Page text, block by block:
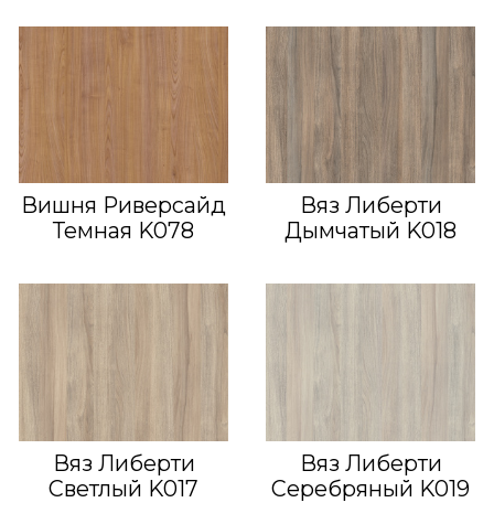
Вишня Риверсайд
Темная K078
Вяз Либерти
Дымчатый K018
Вяз Либерти
Светлый K017
Вяз Либерти
Серебряный K019